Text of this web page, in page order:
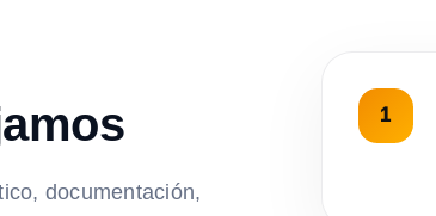
documentación,